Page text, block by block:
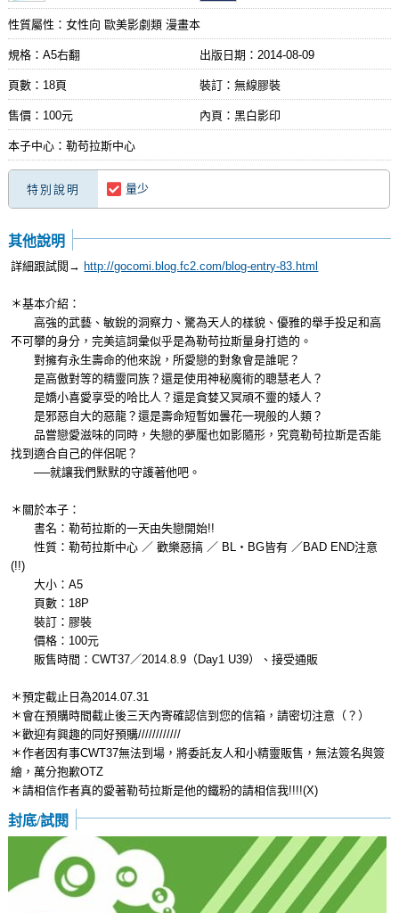
性質屬性：女性向 歐美影劇類 漫畫本
規格：A5右翻 出版日期： 2014-08-09
頁數：18頁 裝訂：無線膠裝
售價：100元 內頁：黑白影印
本子中心：勒苟拉斯中心
特別說明 量少
其他說明
詳細跟試閱→ http://gocomi.blog.fc2.com/blog-entry-83.html
＊基本介紹：
高強的武藝、敏銳的洞察力、驚為天人的樣貌、優雅的舉手投足和高
不可攀的身分，完美這詞彙似乎是為勒苟拉斯量身打造的。
對擁有永生壽命的他來說，所愛戀的對象會是誰呢？
是高傲對等的精靈同族？還是使用神秘魔術的聰慧老人？
是嬌小喜愛享受的哈比人？還是貪婪又冥頑不靈的矮人？
是邪惡自大的惡龍？還是壽命短暫如曇花一現般的人類？
品嘗戀愛滋味的同時，失戀的夢魘也如影隨形，究竟勒苟拉斯是否能
找到適合自己的伴侶呢？
──就讓我們默默的守護著他吧。
＊關於本子：
書名：勒苟拉斯的一天由失戀開始!!
性質：勒苟拉斯中心 ／ 歡樂惡搞 ／ BL‧BG皆有 ／BAD END注意
(!!)
大小：A5
頁數：18P
裝訂：膠裝
價格：100元
販售時間：CWT37／2014.8.9（Day1 U39）、接受通販
＊預定截止日為2014.07.31
＊會在預購時間截止後三天內寄確認信到您的信箱，請密切注意（？）
＊歡迎有興趣的同好預購////////////
＊作者因有事CWT37無法到場，將委託友人和小精靈販售，無法簽名與簽
繪，萬分抱歉OTZ
＊請相信作者真的愛著勒苟拉斯是他的鐵粉的請相信我!!!!(X)
封底/試閱